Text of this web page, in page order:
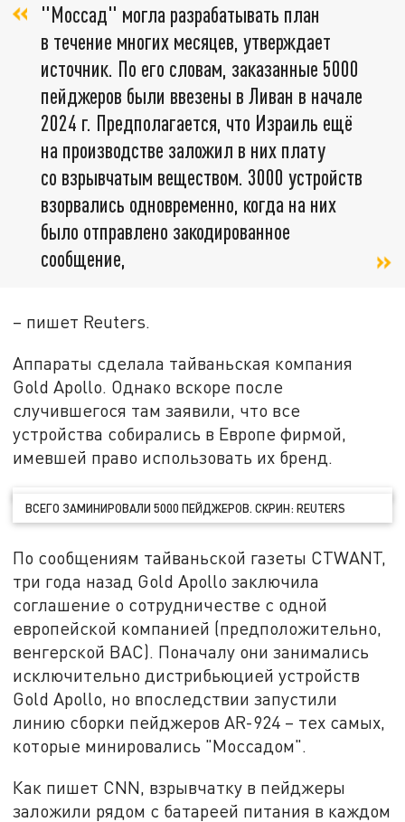
"Моссад" могла разрабатывать план
в течение многих месяцев, утверждает
источник. По его словам, заказанные 5000
пейджеров были ввезены в Ливан в начале
2024 г. Предполагается, что Израиль ещё
на производстве заложил в них плату
со взрывчатым веществом. 3000 устройств
взорвались одновременно, когда на них
было отправлено закодированное
сообщение,
– пишет Reuters.
Аппараты сделала тайваньская компания
Gold Apollo. Однако вскоре после
случившегося там заявили, что все
устройства собирались в Европе фирмой,
имевшей право использовать их бренд.
ВСЕГО ЗАМИНИРОВАЛИ 5000 ПЕЙДЖЕРОВ. СКРИН: REUTERS
По сообщениям тайваньской газеты CTWANT,
три года назад Gold Apollo заключила
соглашение о сотрудничестве с одной
европейской компанией (предположительно,
венгерской ВАС). Поначалу они занимались
исключительно дистрибьюцией устройств
Gold Apollo, но впоследствии запустили
линию сборки пейджеров AR-924 – тех самых,
которые минировались "Моссадом".
Как пишет CNN, взрывчатку в пейджеры
заложили рядом с батареей питания в каждом